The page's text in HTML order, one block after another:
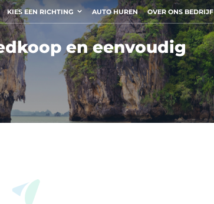
KIES EEN RICHTING AUTO HUREN OVER ONS BEDRIJF
en eenvoudig